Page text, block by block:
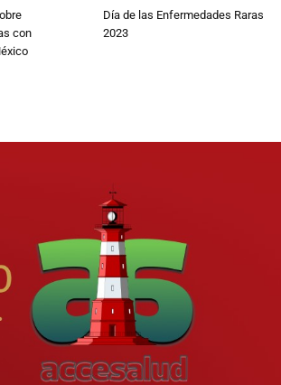
con
Día de las Enfermedades Raras
2023